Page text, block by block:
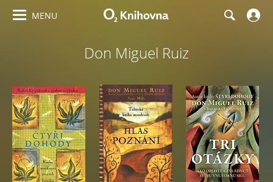
MENU
Don Miguel Ruiz